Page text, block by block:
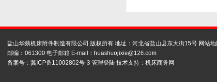
盐山华蒴机床附件制造有限公司 版权所有 地址：河北省盐山县东大街15号 网站
邮编：061300 电子邮箱 E-mail： huashuojixie@126.com
备案号： 冀ICP备11002802号-3 管理登陆 技术支持： 机床商务网